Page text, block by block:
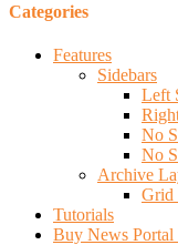
Categories
Features
Sidebars
Left
No
No
Archive
Grid
Tutorials
Buy News Portal